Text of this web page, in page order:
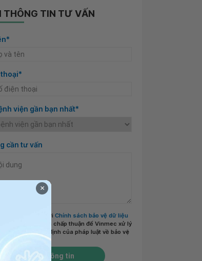
THÔNG TIN TƯ VẤN
thoại*
viện gần bạn nhất*
cần tư vấn
đọc và đồng ý với Chính sách bảo vệ dữ liệu
và chấp thuận để Vinmec xử lý
của tôi theo quy định của pháp luật về bảo vệ
Gửi thông tin
×